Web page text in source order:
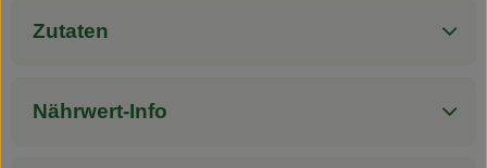
Zutaten
Nährwert-Info